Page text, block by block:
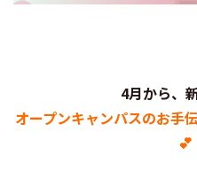
4月から、
オープンキャンパスのお手
💕